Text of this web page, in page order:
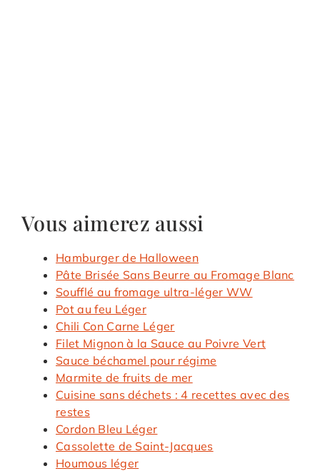
Vous aimerez aussi
Hamburger de Halloween
Pâte Brisée Sans Beurre au Fromage Blanc
Soufflé au fromage ultra-léger WW
Pot au feu Léger
Chili Con Carne Léger
Filet Mignon à la Sauce au Poivre Vert
Sauce béchamel pour régime
Marmite de fruits de mer
Cuisine sans déchets : 4 recettes avec des
restes
Cordon Bleu Léger
Cassolette de Saint-Jacques
Houmous léger